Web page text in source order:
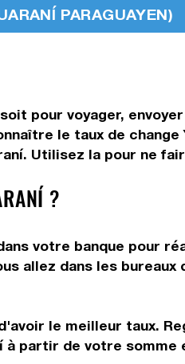
PARAGUAYEN)
pour voyager,
le taux de change
Utilisez la pour ne
?
votre banque pour
allez dans les bureaux
le meilleur taux.
partir de votre somme